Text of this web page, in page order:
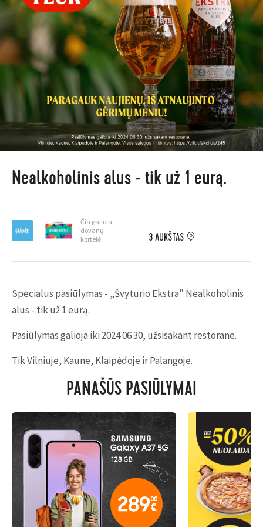
Nealkoholinis alus - tik už 1 eurą.
Čia galioja
dovanų
kortelė
3 AUKŠTAS
Specialus pasiūlymas - „Švyturio Ekstra” Nealkoholinis
alus - tik už 1 eurą.
Pasiūlymas galioja iki 2024 06 30, užsisakant restorane.
Tik Vilniuje, Kaune, Klaipėdoje ir Palangoje.
PANAŠŪS PASIŪLYMAI